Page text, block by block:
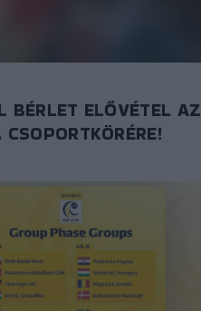
BÉRLET ELŐVÉTEL AZ